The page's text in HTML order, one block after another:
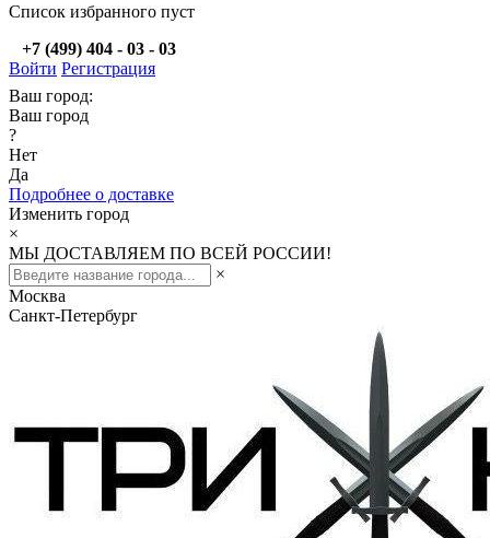
Список избранного пуст
+7 (499) 404 - 03 - 03
Войти Регистрация
Ваш город:
Ваш город
?
Нет
Да
Подробнее о доставке
Изменить город
×
МЫ ДОСТАВЛЯЕМ ПО ВСЕЙ РОССИИ!
×
Москва
Санкт-Петербург